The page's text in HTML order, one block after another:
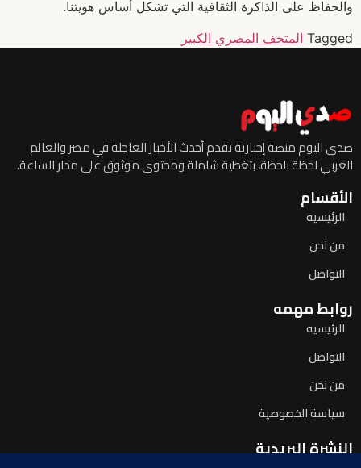
والحفاظ على الذاكرة الثقافية التي تشكل أساس هويتنا.
Tagged المتحف المصري الكبير
صدى اليوم منصة إخبارية تقدم أحدث الأخبار العاجلة في مصر والعالم
العربي لحظة بلحظة، بتغطية شاملة ومحتوى موثوق على مدار الساعة.
الأقسام
الرئيسيه
من نحن
التواصل
روابط مهمه
الرئيسيه
التواصل
من نحن
سياسة الخصوصية
النشرة البريدية